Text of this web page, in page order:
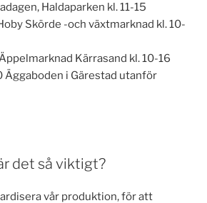
Haldaparken kl. 11-15
Skörde -och växtmarknad kl. 10-
Kärrasand kl. 10-16
Äggaboden i Gärestad utanför
det så viktigt?
vår produktion, för att